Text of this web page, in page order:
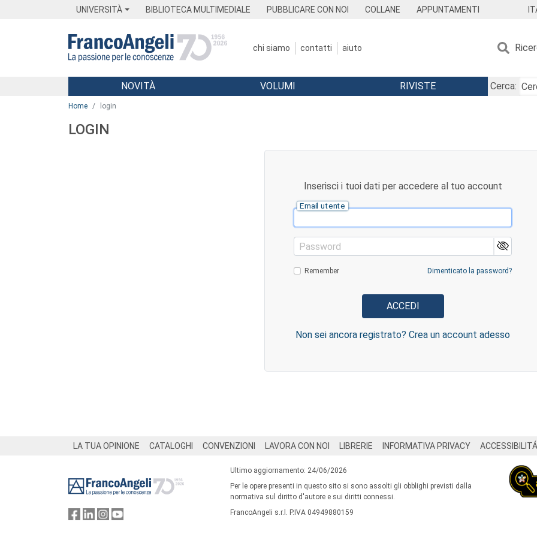
UNIVERSITÀ BIBLIOTECA MULTIMEDIALE PUBBLICARE CON NOI COLLANE APPUNTAMENTI
chi siamo contatti aiuto
Menu
NOVITÀ VOLUMI RIVISTE
Cerca:
Home login
LOGIN
Inserisci i tuoi dati per accedere al tuo account
Email utente
Password
Remember Dimenticato la password?
Non sei ancora registrato? Crea un account adesso
LA TUA OPINIONE CATALOGHI CONVENZIONI LAVORA CON NOI LIBRERIE INFORMATIVA PRIVACY ACCESSIBILITÁ
Ultimo aggiornamento: 24/06/2026
Per le opere presenti in questo sito si sono assolti gli obblighi previsti dalla
normativa sul diritto d'autore e sui diritti connessi.
FrancoAngeli s.r.l. P.IVA 04949880159